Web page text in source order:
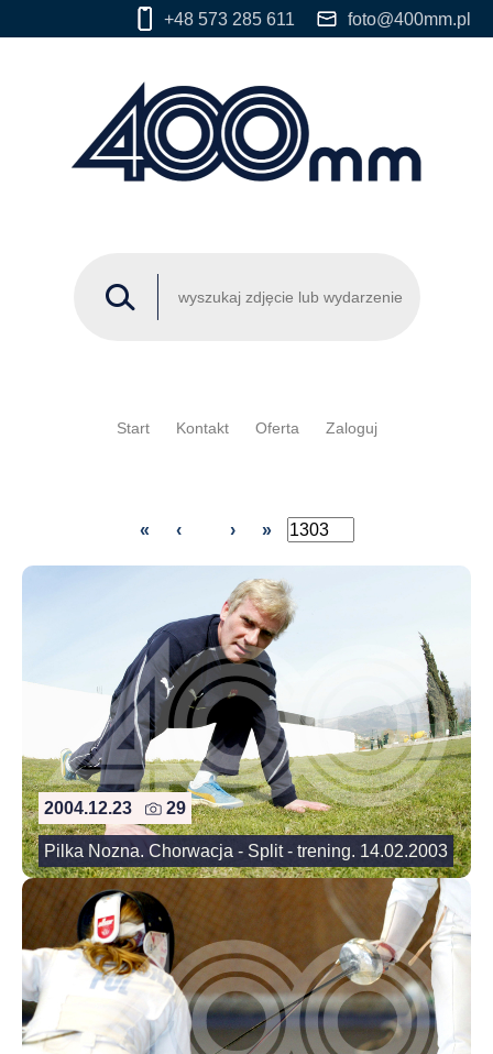
+48 573 285 611 foto@400mm.pl
Start Kontakt Oferta Zaloguj
« ‹ › »
2004.12.23 29
Pilka Nozna. Chorwacja - Split - trening. 14.02.2003